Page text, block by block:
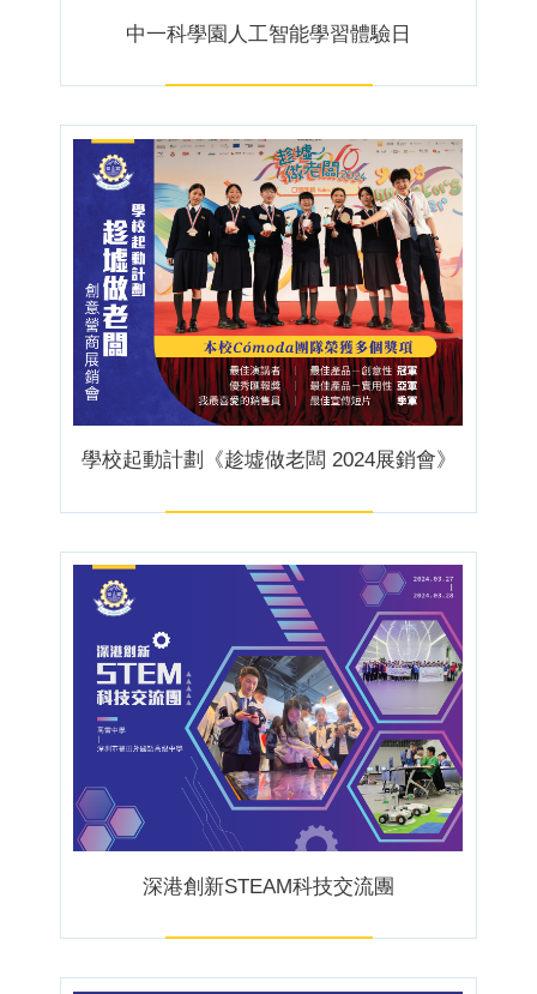
中一科學園人工智能學習體驗日
學校起動計劃《趁墟做老闆 2024展銷會》
深港創新STEAM科技交流團